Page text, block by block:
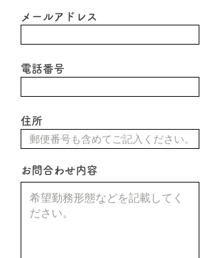
メールアドレス
電話番号
住所
お問合わせ内容